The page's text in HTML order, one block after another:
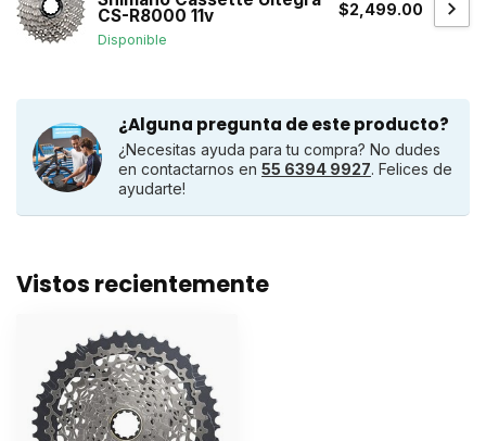
CS-R8000 11v
Disponible
$2,499.00
¿Alguna pregunta de este producto?
¿Necesitas ayuda para tu compra? No dudes
en contactarnos en 55 6394 9927. Felices de
ayudarte!
Vistos recientemente